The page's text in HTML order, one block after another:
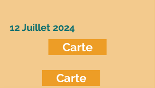
12 Juillet 2024
Carte
Carte